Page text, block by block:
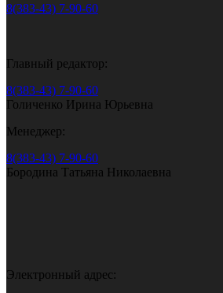
8(383-43) 7-90-60
Главный редактор:
8(383-43) 7-90-60
Голиченко Ирина Юрьевна
Менеджер:
8(383-43) 7-90-60
Бородина Татьяна Николаевна
Электронный адрес: